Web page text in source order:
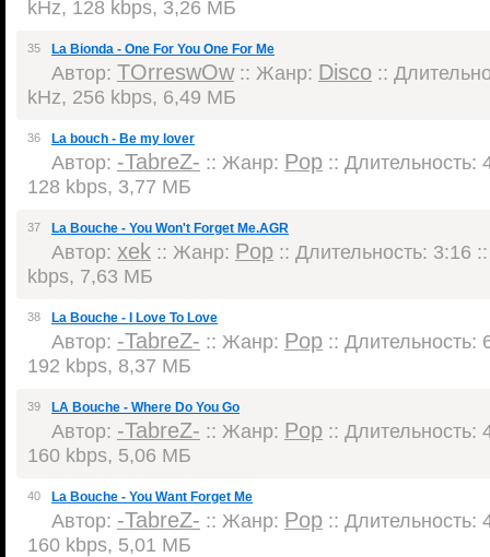
kHz, 128 kbps, 3,26 МБ
35 La Bionda - One For You One For Me
Автор: TOrreswOw:: Жанр: Disco ::
kHz, 256 kbps, 6,49 МБ
36 La bouch - Be my lover
Автор: -TabreZ- :: Жанр: Pop :: Длительность:
128 kbps, 3,77 МБ
37 La Bouche - You Won't Forget Me.AGR
Автор: xek :: Жанр: Pop :: Длительность: 3:16
kbps, 7,63 МБ
38 La Bouche - I Love To Love
Автор: -TabreZ- :: Жанр: Pop :: Длительность:
192 kbps, 8,37 МБ
39 LA Bouche - Where Do You Go
Автор: -TabreZ- :: Жанр: Pop :: Длительность:
160 kbps, 5,06 МБ
40 La Bouche - You Want Forget Me
Автор: -TabreZ- :: Жанр: Pop :: Длительность:
160 kbps, 5,01 МБ